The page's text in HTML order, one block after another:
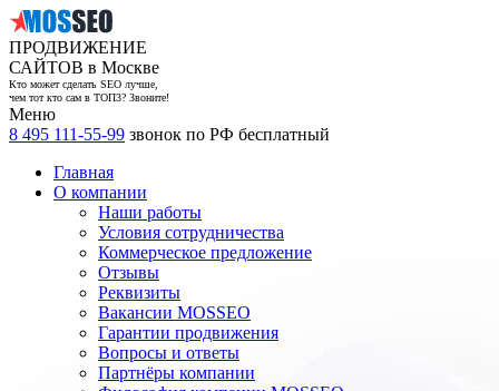
ПРОДВИЖЕНИЕ
САЙТОВ в Москве
Кто может сделать SEO лучше,
чем тот кто сам в ТОП3? Звоните!
Меню
8 495 111-55-99 звонок по РФ бесплатный
Главная
О компании
Наши работы
Условия сотрудничества
Коммерческое предложение
Отзывы
Реквизиты
Вакансии MOSSEO
Гарантии продвижения
Вопросы и ответы
Партнёры компании